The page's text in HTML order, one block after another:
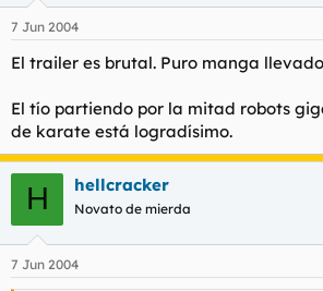
7 Jun 2004
El trailer es brutal. Puro manga
El tío partiendo por la mitad robots
de karate está logradísimo.
H hellcracker
Novato de mierda
7 Jun 2004